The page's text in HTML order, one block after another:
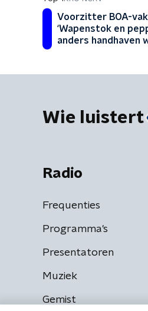
Voorzitter BOA-
‘Wapenstok en
anders handhaven
Wie luistert
Radio
Frequenties
Programma's
Presentatoren
Muziek
Gemist